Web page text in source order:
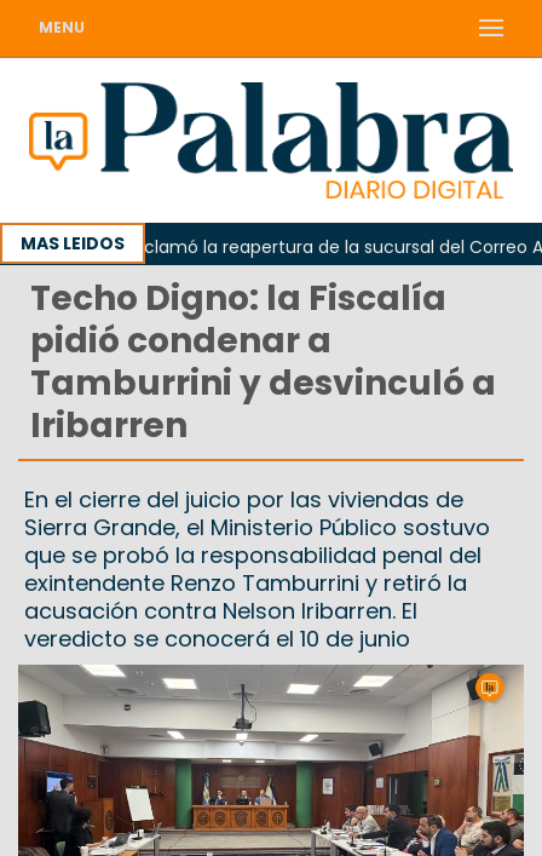
MENU
MAS LEIDOS
Odarda reclamó la reapertura de la sucursal del Correo
Techo Digno: la Fiscalía
pidió condenar a
Tamburrini y desvinculó a
Iribarren
En el cierre del juicio por las viviendas de
Sierra Grande, el Ministerio Público sostuvo
que se probó la responsabilidad penal del
exintendente Renzo Tamburrini y retiró la
acusación contra Nelson Iribarren. El
veredicto se conocerá el 10 de junio